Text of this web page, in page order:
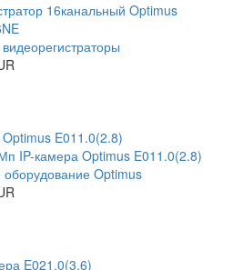
16канальный Optimus
IP-камера Optimus E011.0(2.8)
Optimus